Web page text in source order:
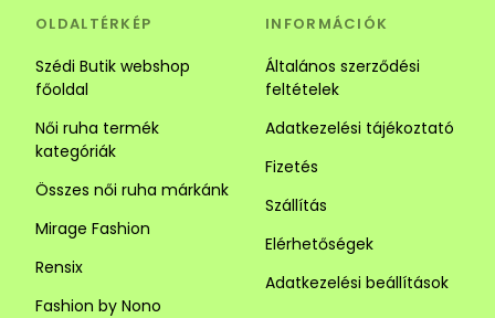
OLDALTÉRKÉP
Szédi Butik webshop
főoldal
Női ruha termék
kategóriák
Összes női ruha márkánk
Mirage Fashion
Rensix
Fashion by Nono
INFORMÁCIÓK
Általános szerződési
feltételek
Adatkezelési tájékoztató
Fizetés
Szállítás
Elérhetőségek
Adatkezelési beállítások